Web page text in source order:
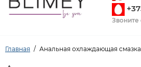
Звоните
Главная Анальная охлаждающая